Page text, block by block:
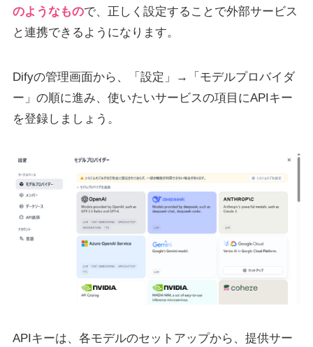
のようなもので、正しく設定することで外部サービス
と連携できるようになります。
Difyの管理画面から、「設定」→「モデルプロバイダ
ー」の順に進み、使いたいサービスの項目にAPIキー
を登録しましょう。
APIキーは、各モデルのセットアップから、提供サー